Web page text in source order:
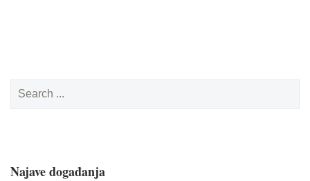
for:
Najave događanja